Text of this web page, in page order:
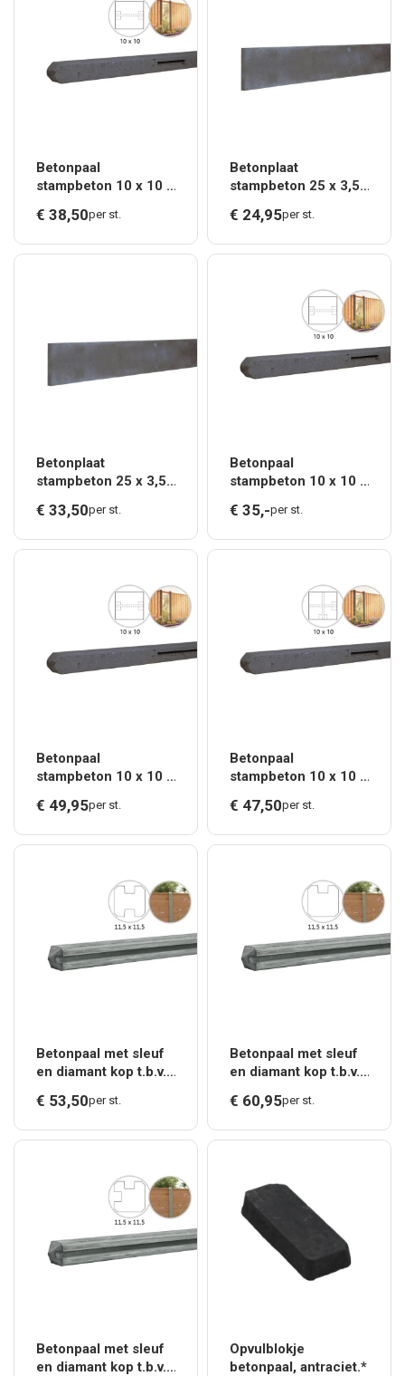
Betonpaal
stampbeton 10 x 10 x
tussenpaal t.b.v.
recht scherm.*
€ 38,50per st.
Betonplaat
stampbeton 25 x 3,5
€ 24,95per st.
Betonplaat
stampbeton 25 x 3,5
€ 33,50per st.
Betonpaal
stampbeton 10 x 10 x
tussenpaal t.b.v.
scherm 90 cm hoog.*
€ 35,-per st.
Betonpaal
stampbeton 10 x 10 x
tussenpaal t.b.v.
recht scherm met 2
betonplaten.*
€ 49,95per st.
Betonpaal
stampbeton 10 x 10 x
hoekpaal t.b.v. recht
scherm.*
€ 47,50per st.
Betonpaal met sleuf
en diamant kop t.b.v.
x 278 cm, grijs
tussenpaal, ongecoat
€ 53,50per st.
Betonpaal met sleuf
en diamant kop t.b.v.
x 278 cm, grijs
eindpaal, ongecoat.*
€ 60,95per st.
Betonpaal met sleuf
en diamant kop t.b.v.
Opvulblokje
betonpaal, antraciet.*